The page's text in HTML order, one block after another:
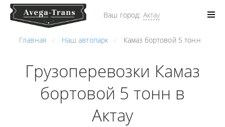
Ваш город: Актау
Главная Наш автопарк Камаз бортовой 5 тонн
Грузоперевозки Камаз
бортовой 5 тонн в
Актау